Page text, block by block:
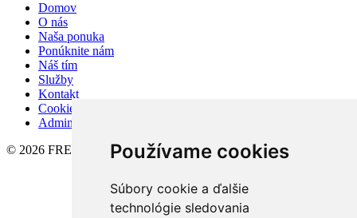
Používame cookies
Súbory cookie a ďalšie
technológie sledovania
Domov
O nás
Naša ponuka
Ponúknite nám
Náš tím
Služby
Kontakt
Cookies
Admin
© 2026 FREEDOM REAL s.r.o.